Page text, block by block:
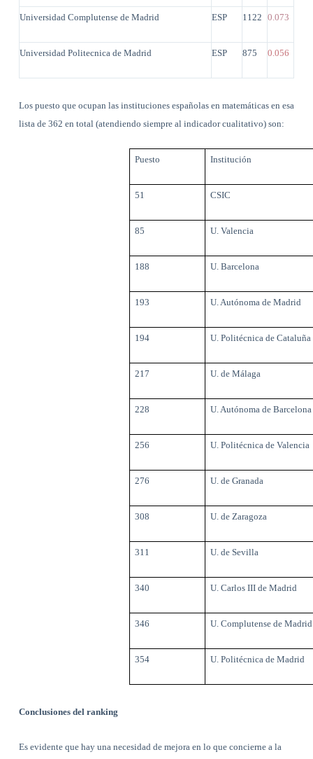
Universidad Complutense de Madrid ESP 1122 0.073
Universidad Politecnica de Madrid ESP 875 0.056
Los puesto que ocupan las instituciones españolas en matemáticas en esa
lista de 362 en total (atendiendo siempre al indicador cualitativo) son:
Puesto Institución
51 CSIC
85 U. Valencia
188 U. Barcelona
193 U. Autónoma de Madrid
194 U. Politécnica de Cataluña
217 U. de Málaga
228 U. Autónoma de Barcelona
256 U. Politécnica de Valencia
276 U. de Granada
308 U. de Zaragoza
311 U. de Sevilla
340 U. Carlos III de Madrid
346 U. Complutense de Madrid
354 U. Politécnica de Madrid
Conclusiones del ranking
Es evidente que hay una necesidad de mejora en lo que concierne a la